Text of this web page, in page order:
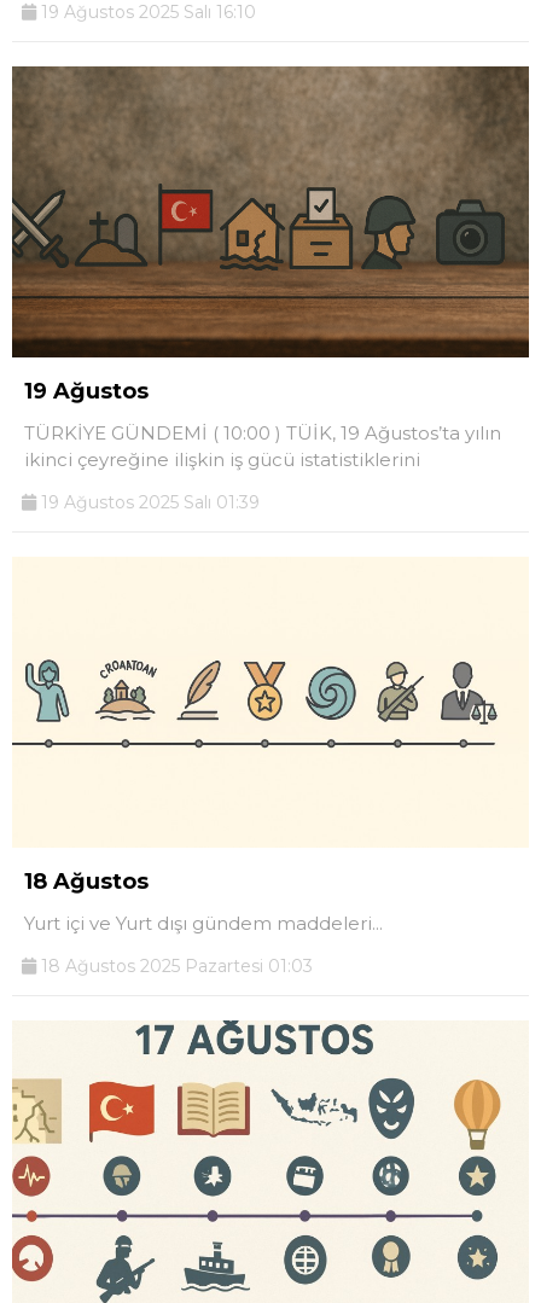
19 Ağustos 2025 Salı 16:10
19 Ağustos
TÜRKİYE GÜNDEMİ ( 10:00 ) TÜİK, 19 Ağustos’ta yılın
ikinci çeyreğine ilişkin iş gücü istatistiklerini
19 Ağustos 2025 Salı 01:39
18 Ağustos
Yurt içi ve Yurt dışı gündem maddeleri...
18 Ağustos 2025 Pazartesi 01:03